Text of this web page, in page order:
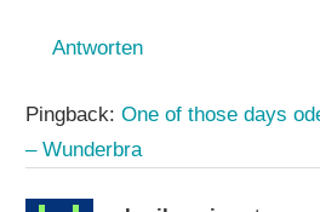
Antworten
Pingback:One of those days
– Wunderbra